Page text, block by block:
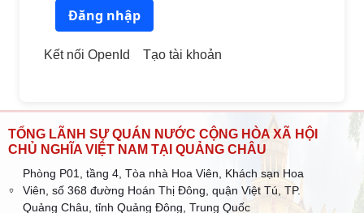
Đăng nhập
Kết nối OpenId Tạo tài khoản
TỔNG LÃNH SỰ QUÁN NƯỚC CỘNG HÒA XÃ HỘI
CHỦ NGHĨA VIỆT NAM TẠI QUẢNG CHÂU
Phòng P01, tầng 4, Tòa nhà Hoa Viên, Khách sạn Hoa
Viên, số 368 đường Hoán Thị Đông, quận Việt Tú, TP.
Quảng Châu, tỉnh Quảng Đông, Trung Quốc